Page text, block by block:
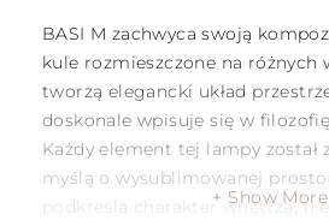
BASI M zachwyca swoją
kule rozmieszczone na różnych
tworzą elegancki układ
doskonale wpisuje się w filozofię
Każdy element tej lampy został
myślą owysublimowanej
podkreśla charakter wnętrza,
Show More